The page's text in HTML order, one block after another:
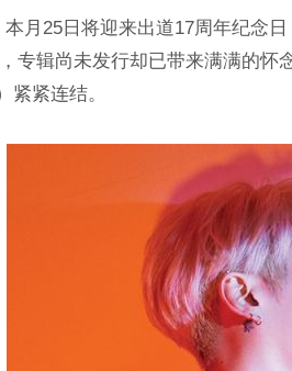
本月25日将迎来出道17周年纪念
专辑尚未发行却已带来满满的怀
紧紧连结。